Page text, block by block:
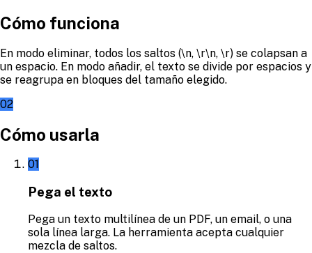
Cómo funciona
En modo eliminar, todos los saltos (\n, \r\n, \r) se colapsan a
un espacio. En modo añadir, el texto se divide por espacios y
se reagrupa en bloques del tamaño elegido.
02
Cómo usarla
01
Pega el texto
Pega un texto multilínea de un PDF, un email, o una
sola línea larga. La herramienta acepta cualquier
mezcla de saltos.